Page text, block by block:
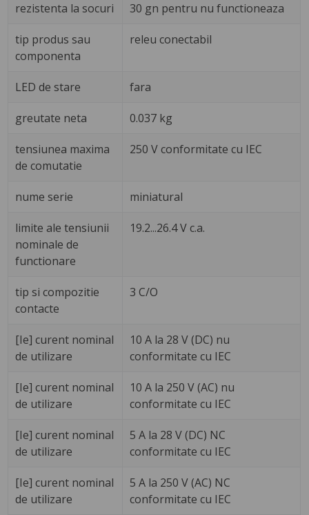
rezistenta la socuri 30 gn pentru nu functioneaza
tip produs sau
componenta
releu conectabil
LED de stare fara
greutate neta 0.037 kg
tensiunea maxima
de comutatie
250 V conformitate cu IEC
nume serie miniatural
limite ale tensiunii
nominale de
functionare
19.2...26.4 V c.a.
tip si compozitie
contacte
3 C/O
[Ie] curent nominal
de utilizare
10 A la 28 V (DC) nu
conformitate cu IEC
[Ie] curent nominal
de utilizare
10 A la 250 V (AC) nu
conformitate cu IEC
[Ie] curent nominal
de utilizare
5 A la 28 V (DC) NC
conformitate cu IEC
[Ie] curent nominal
de utilizare
5 A la 250 V (AC) NC
conformitate cu IEC